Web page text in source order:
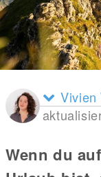
Vivien
Wenn du